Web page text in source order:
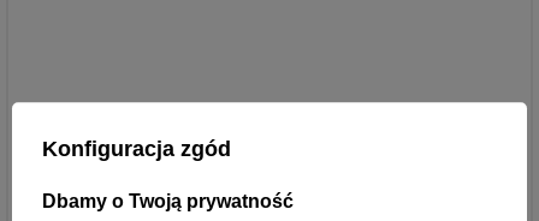
Konfiguracja zgód
Dbamy o Twoją prywatność